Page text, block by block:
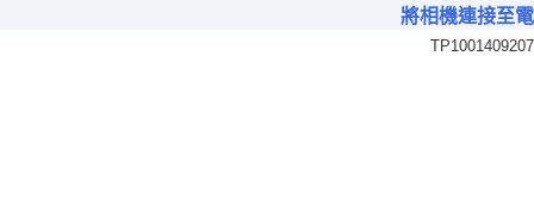
將相機連接至
TP1001409207